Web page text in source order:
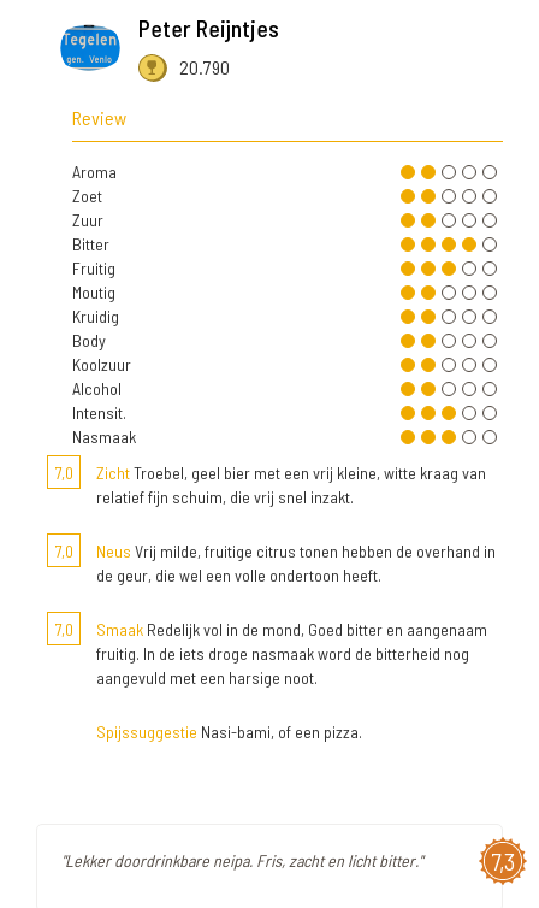
Peter Reijntjes
20.790
Review
Aroma
Zoet
Zuur
Bitter
Fruitig
Moutig
Kruidig
Body
Koolzuur
Alcohol
Intensit.
Nasmaak
7,0
ZichtTroebel, geel bier met een vrij kleine, witte kraag van
relatief fijn schuim, die vrij snel inzakt.
7,0 Neus Vrij milde, fruitige citrus tonen hebben de overhand in
de geur, die wel een volle ondertoon heeft.
7,0 Smaak Redelijk vol in de mond, Goed bitter en aangenaam
fruitig. In de iets droge nasmaak word de bitterheid nog
aangevuld met een harsige noot.
Spijssuggestie Nasi-bami, of een pizza.
7,3
"Lekker doordrinkbare neipa. Fris, zacht en licht bitter."